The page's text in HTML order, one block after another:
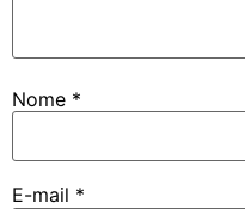
Nome *
E-mail *